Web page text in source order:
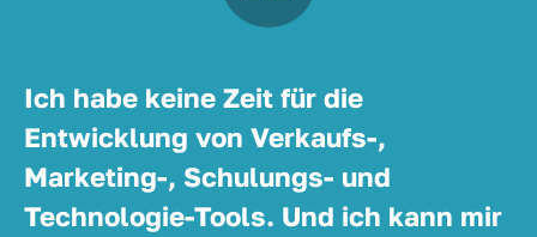
Ich habe keine Zeit für die
Entwicklung von Verkaufs-,
Marketing-, Schulungs- und
Technologie-Tools. Und ich kann mir